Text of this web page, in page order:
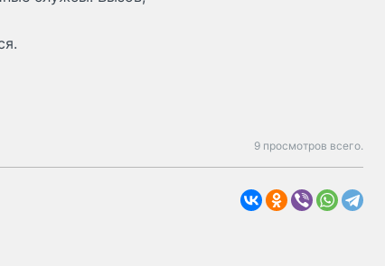
9 просмотров всего.